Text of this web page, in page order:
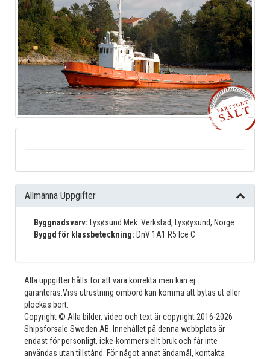
Allmänna Uppgifter
Byggnadsvarv: Lysøsund Mek. Verkstad, Lysøysund, Norge
Byggd för klassbeteckning: DnV 1A1 R5 Ice C
Alla uppgifter hålls för att vara korrekta men kan ej
garanteras.Viss utrustning ombord kan komma att bytas ut eller
plockas bort.
Copyright © Alla bilder, video och text är copyright 2016-2026
Shipsforsale Sweden AB. Innehållet på denna webbplats är
endast för personligt, icke-kommersiellt bruk och får inte
användas utan tillstånd. För något annat ändamål, kontakta